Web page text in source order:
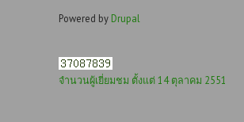
Powered by Drupal
จำนวนผู้เยี่ยมชม ตั้งแต่ 14 ตุลาคม 2551